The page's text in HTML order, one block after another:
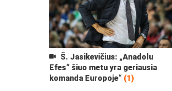
Š. Jasikevičius: „Anadolu
Efes“ šiuo metu yra geriausia
komanda Europoje“ (1)